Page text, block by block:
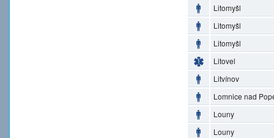
Litomyšl
Litomyšl
Litomyšl
Litovel
Litvínov
Lomnice nad
Louny
Louny